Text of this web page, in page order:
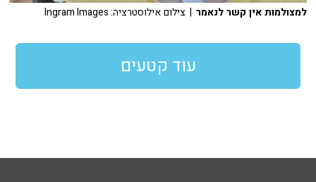
למצולמות אין קשר לנאמר | צילום אילוסטרציה: Ingram Images
עוד קטעים